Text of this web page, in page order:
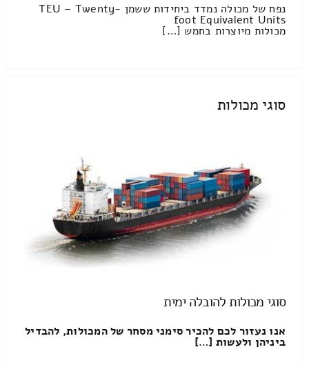
נפח של מכולה נמדד ביחידות ששמן TEU – Twenty-
foot Equivalent Units
מכולות מיוצרות בחמש […]
סוגי מכולות
סוגי מכולות להובלה ימית
אנו נעזור לכם להכיר סימני מסחר של המכולות, להבדיל
ביניהן ולעשות […]